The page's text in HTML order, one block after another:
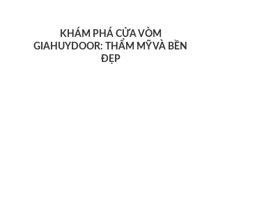
KHÁM PHÁ CỬA VÒM
GIAHUYDOOR: THẨM MỸ VÀ BỀN
ĐẸP